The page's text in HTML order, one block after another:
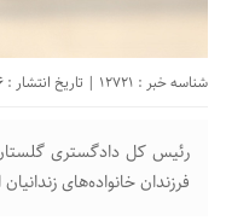
شناسه خبر : 12721 | تاریخ انتشار : 26 شهریور 1403 - 12:58 |
رئیس کل دادگستری
فرزندان خانواده‌های